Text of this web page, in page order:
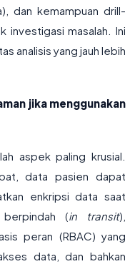
dan kemampuan drill-
investigasi masalah. Ini
analisis yang jauh lebih
jika menggunakan
aspek paling krusial.
data pasien dapat
enkripsi data saat
(in transit),
peran (RBAC) yang
data, dan bahkan